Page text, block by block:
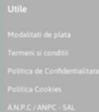
Utile
Modalitati de plata
Termeni si conditii
Politica de Confidentialitate
Politica Cookies
A.N.P.C / ANPC - SAL